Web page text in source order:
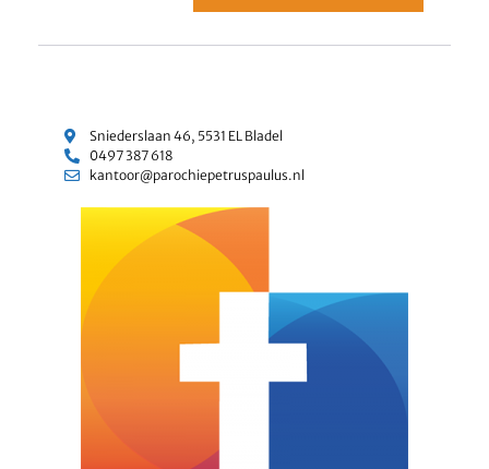
Sniederslaan 46, 5531 EL Bladel
0497 387 618
kantoor@parochiepetruspaulus.nl